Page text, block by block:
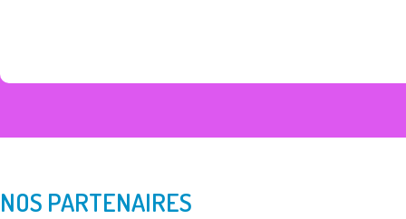
NOS PARTENAIRES